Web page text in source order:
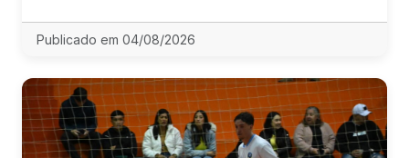
Publicado em 04/08/2026